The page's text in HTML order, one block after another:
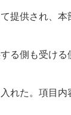
提供され、
る側も受け
れた。項目